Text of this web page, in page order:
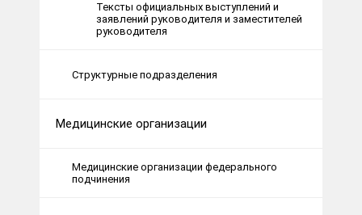
Тексты официальных выступлений и
заявлений руководителя и заместителей
руководителя
Структурные подразделения
Медицинские организации
Медицинские организации федерального
подчинения